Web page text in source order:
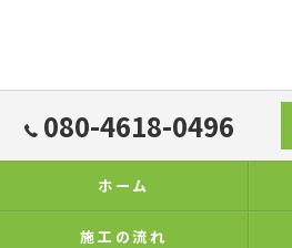
080-4618-0496
ホーム
施工の流れ